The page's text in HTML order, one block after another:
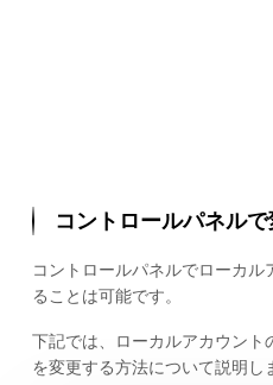
コントロールパネル
コントロールパネルでローカ
ることは可能です。
下記では、ローカルアカウント
を変更する方法について説明し